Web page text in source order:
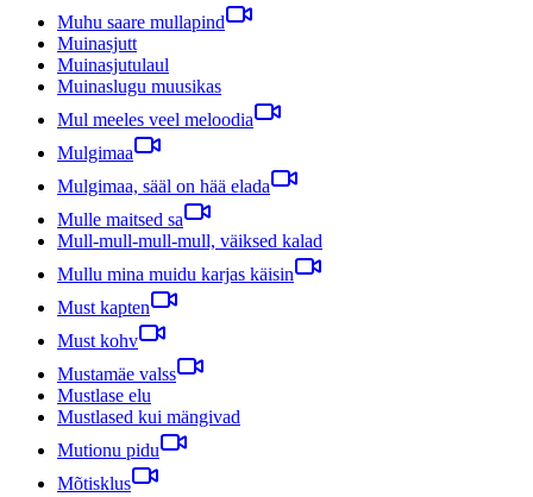
Muhu saare mullapind
Muinasjutt
Muinasjutulaul
Muinaslugu muusikas
Mul meeles veel meloodia
Mulgimaa
Mulgimaa, sääl on hää elada
Mulle maitsed sa
Mull-mull-mull-mull, väiksed kalad
Mullu mina muidu karjas käisin
Must kapten
Must kohv
Mustamäe valss
Mustlase elu
Mustlased kui mängivad
Mutionu pidu
Mõtisklus